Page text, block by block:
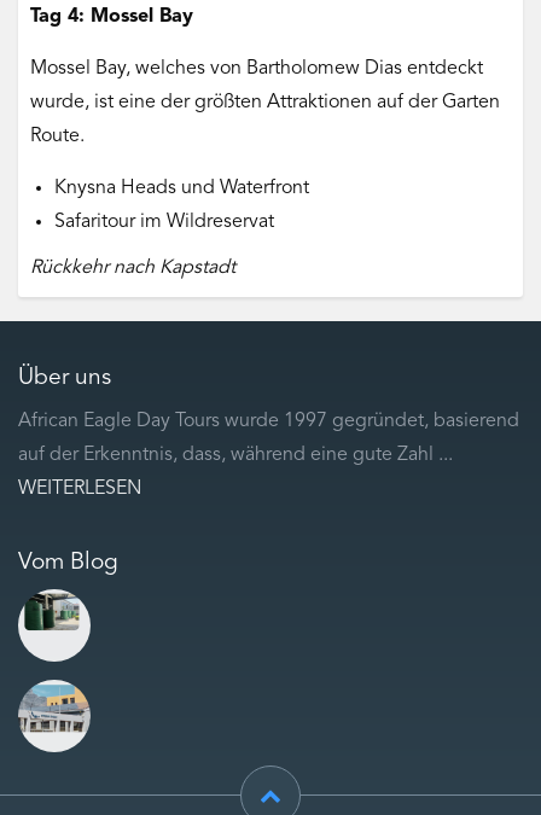
Tag 4: Mossel Bay
Mossel Bay, welches von Bartholomew Dias entdeckt
wurde, ist eine der größten Attraktionen auf der Garten
Route.
Knysna Heads und Waterfront
Safaritour im Wildreservat
Rückkehr nach Kapstadt
Über uns
African Eagle Day Tours wurde 1997 gegründet, basierend
auf der Erkenntnis, dass, während eine gute Zahl ...
WEITERLESEN
Vom Blog